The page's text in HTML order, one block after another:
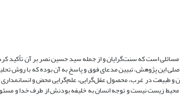
است که سنت‌گرایان و از جمله سید حسین نصر بر آن تأکید
این پژوهش، تبیین مدعای فوق و پاسخ به آن بوده که با روش
و طبیعت در غرب، محصول عقل‌گرایی، علم‌گرایی محض و
محیط‌ زیست نیست و توجه انسان به خلیفه بودنش از طرف خدا و